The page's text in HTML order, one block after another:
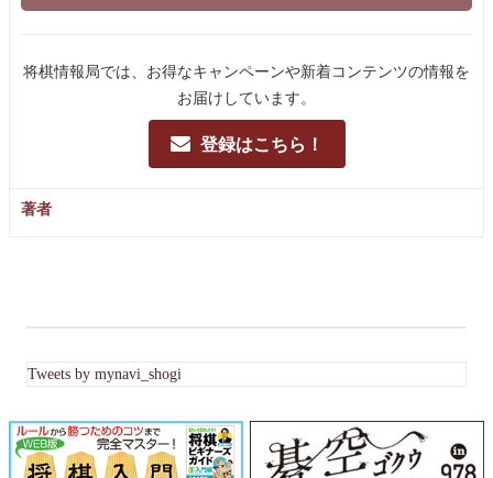
将棋情報局では、お得なキャンペーンや新着コンテンツの情報を
お届けしています。
登録はこちら！
著者
Tweets by mynavi_shogi